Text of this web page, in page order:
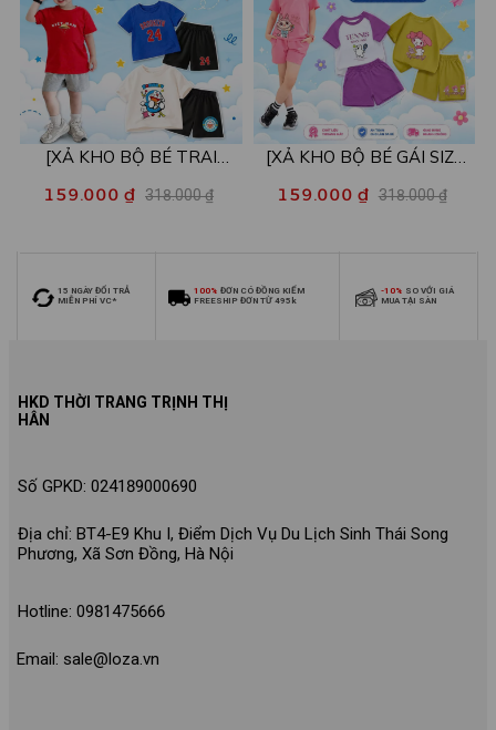
[XẢ KHO BỘ BÉ TRAI
nhiều mẫu - Quần áo bé trai
159.000 ₫ 318.000 ₫
[XẢ KHO BỘ BÉ GÁI SIZE
mẫu - Quần áo bé gái từ 26-
159.000 ₫ 318.000 ₫
15 NGÀY ĐỔI TRẢ
MIỄN PHÍ VC*
100% ĐƠN CÓ ĐỒNG KIỂM
FREESHIP ĐƠN TỪ 495k
-10% SO VỚI GIÁ
MUA TẠI SÀN
HKD THỜI TRANG TRỊNH THỊ
HÂN
Số GPKD: 024189000690
Địa chỉ: BT4-E9 Khu I, Điểm Dịch Vụ Du Lịch Sinh Thái Song
Phương, Xã Sơn Đồng, Hà Nội
Hotline: 0981475666
Email: sale@loza.vn